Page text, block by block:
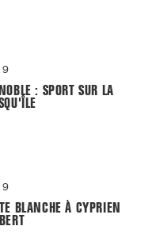
: SPORT SUR LA
BLANCHE À CYPRIEN